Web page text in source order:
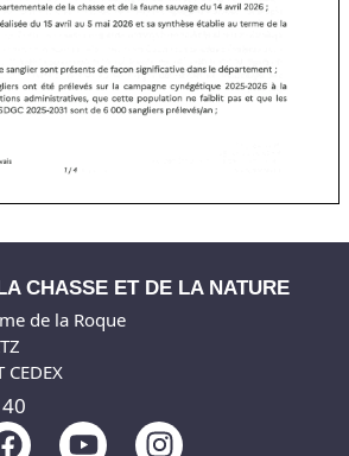
CHASSE ET DE LA NATURE
de la Roque
F
Y
I